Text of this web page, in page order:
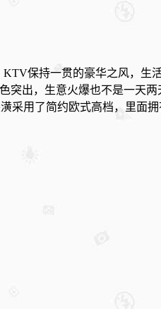
保持一贯的豪华之风，
突出，生意火爆也不是一
采用了简约欧式高档，里面